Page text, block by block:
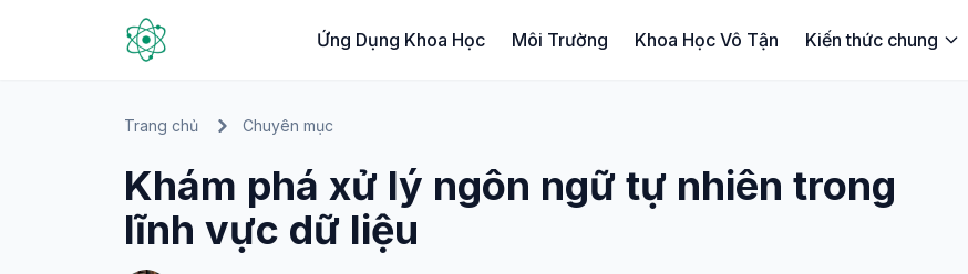
Ứng Dụng Khoa Học Môi Trường Khoa Học Vô Tận Kiến thức chung
Trang chủ Chuyên mục
Khám phá xử lý ngôn ngữ tự nhiên trong
lĩnh vực dữ liệu